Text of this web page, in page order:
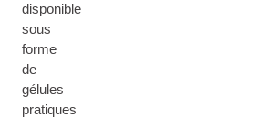
disponible
sous
forme
de
gélules
pratiques